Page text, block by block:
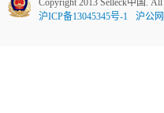
Copyright 2013 Selleck中国. All
沪ICP备13045345号-1
沪公